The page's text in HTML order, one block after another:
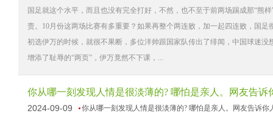
国足就这个水平，而且也没有完全打好，不然，也不至于前两场踢成那“熊
责。10月份这两场比赛有多重要？如果再整个两连败，加一起四连败，国
初选伊万的时候，就很不果断，多位洋帅跟国家队传出了绯闻，中国球迷
增添了耻辱的“两页”，伊万竟然不下课，...
你从哪一刻发现人情是很淡薄的? 哪怕是亲人。网友告诉
2024-09-09
你从哪一刻发现人情是很淡薄的? 哪怕是亲人。网友告诉你